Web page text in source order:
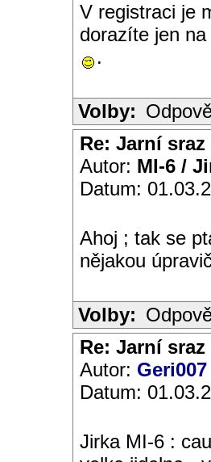
V registraci je
dorazíte jen
.
Volby:
Re: Jarní
Autor: MI-6 /
Datum:
Ahoj ; tak se
nějakou
Volby:
Re: Jarní
Autor: Geri007
Datum:
Jirka MI-6 :